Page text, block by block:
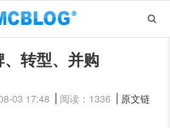
转型、并购
03 17:48 阅读：1336
原文链